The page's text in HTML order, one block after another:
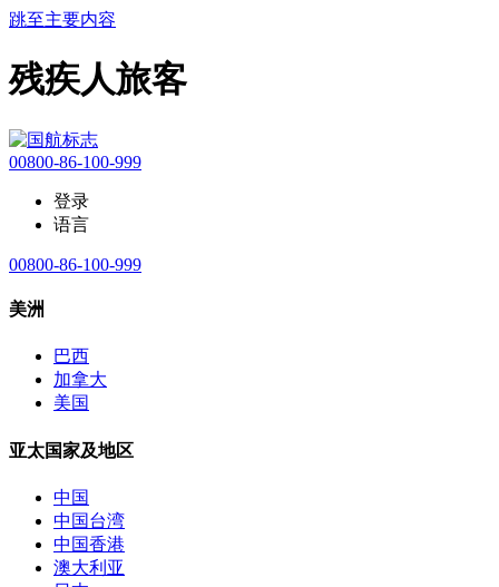
跳至主要内容
残疾人旅客
00800-86-100-999
登录
语言
00800-86-100-999
美洲
巴西
加拿大
美国
亚太国家及地区
中国
中国台湾
中国香港
澳大利亚